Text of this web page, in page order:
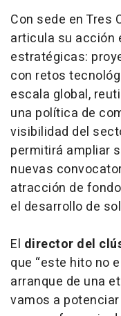
Con sede en Tres
articula su acción
estratégicas:
con retos
escala global,
una política de
visibilidad del
permitirá ampliar
nuevas
atracción de
el desarrollo de
El director del
que “este hito no
arranque de una
vamos a